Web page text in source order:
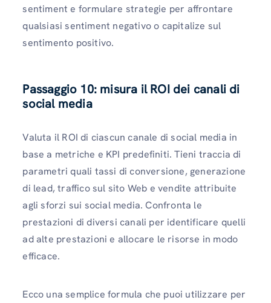
sentiment e formulare strategie per affrontare
qualsiasi sentiment negativo o capitalize sul
sentimento positivo.
Passaggio 10: misura il ROI dei canali di
social media
Valuta il ROI di ciascun canale di social media in
base a metriche e KPI predefiniti. Tieni traccia di
parametri quali tassi di conversione, generazione
di lead, traffico sul sito Web e vendite attribuite
agli sforzi sui social media. Confronta le
prestazioni di diversi canali per identificare quelli
ad alte prestazioni e allocare le risorse in modo
efficace.
Ecco una semplice formula che puoi utilizzare per